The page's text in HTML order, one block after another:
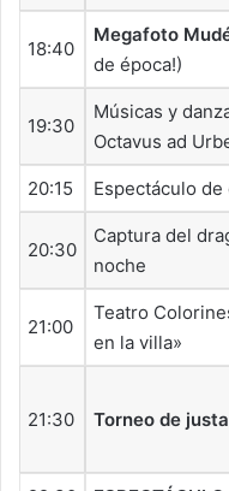
18:40
Megafoto
de época!)
19:30
Músicas y
Octavus ad
20:15 Espectáculo
20:30
Captura del
noche
21:00
Teatro
en la villa»
21:30 Torneo de